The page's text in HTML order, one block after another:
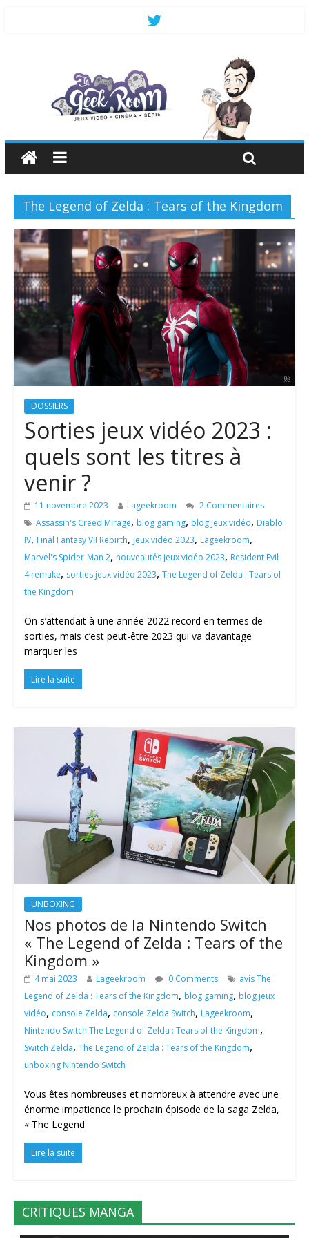
The Legend of Zelda : Tears of the Kingdom
DOSSIERS
Sorties jeux vidéo 2023 :
quels sont les titres à
venir ?
11 novembre 2023 Lageekroom
2 Commentaires
Assassin's Creed Mirage, blog gaming, blog jeux vidéo, Diablo
IV, Final Fantasy VII Rebirth, jeux vidéo 2023, Lageekroom,
Marvel's Spider-Man 2, nouveautés jeux vidéo 2023, Resident Evil
4 remake, sorties jeux vidéo 2023, The Legend of Zelda : Tears of
the Kingdom
On s’attendait à une année 2022 record en termes de
sorties, mais c’est peut-être 2023 qui va davantage
marquer les
Lire la suite
UNBOXING
Nos photos de la Nintendo Switch
« The Legend of Zelda : Tears of the
Kingdom »
4 mai 2023 Lageekroom 0 Comments
avis The
Legend of Zelda : Tears of the Kingdom, blog gaming, blog jeux
vidéo, console Zelda, console Zelda Switch, Lageekroom,
Nintendo Switch The Legend of Zelda : Tears of the Kingdom,
Switch Zelda, The Legend of Zelda : Tears of the Kingdom,
unboxing Nintendo Switch
Vous êtes nombreuses et nombreux à attendre avec une
énorme impatience le prochain épisode de la saga Zelda,
« The Legend
Lire la suite
CRITIQUES MANGA